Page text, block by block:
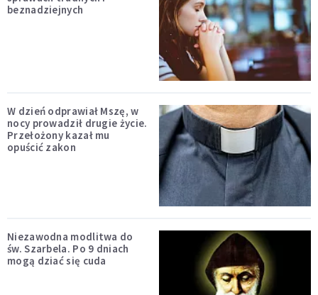
beznadziejnych
W dzień odprawiał Mszę, w
nocy prowadził drugie życie.
Przełożony kazał mu
opuścić zakon
Niezawodna modlitwa do
św. Szarbela. Po 9 dniach
mogą dziać się cuda